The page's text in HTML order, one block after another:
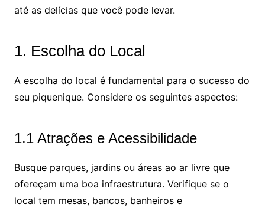
até as delícias que você pode levar.
1. Escolha do Local
A escolha do local é fundamental para o sucesso do
seu piquenique. Considere os seguintes aspectos:
1.1 Atrações e Acessibilidade
Busque parques, jardins ou áreas ao ar livre que
ofereçam uma boa infraestrutura. Verifique se o
local tem mesas, bancos, banheiros e